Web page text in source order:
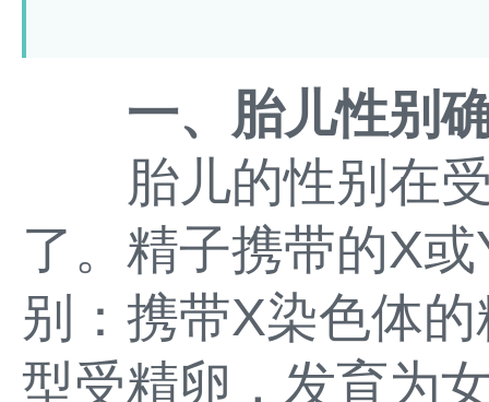
一、胎儿性别
胎儿的性别在受
了。精子携带的X
别：携带X染色体
型受精卵，发育为